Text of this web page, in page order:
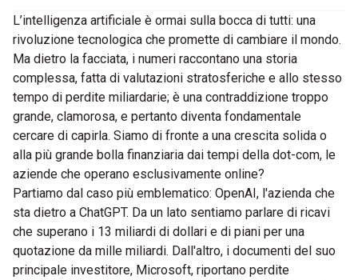
L’intelligenza artificiale è ormai sulla bocca di tutti: una
rivoluzione tecnologica che promette di cambiare il mondo.
Ma dietro la facciata, i numeri raccontano una storia
complessa, fatta di valutazioni stratosferiche e allo stesso
tempo di perdite miliardarie; è una contraddizione troppo
grande, clamorosa, e pertanto diventa fondamentale
cercare di capirla. Siamo di fronte a una crescita solida o
alla più grande bolla finanziaria dai tempi della dot-com, le
aziende che operano esclusivamente online?
Partiamo dal caso più emblematico: OpenAI, l'azienda che
sta dietro a ChatGPT. Da un lato sentiamo parlare di ricavi
che superano i 13 miliardi di dollari e di piani per una
quotazione da mille miliardi. Dall'altro, i documenti del suo
principale investitore, Microsoft, riportano perdite